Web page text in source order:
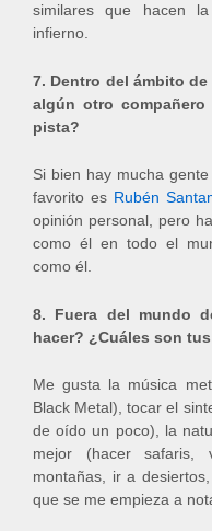
similares que hacen
infierno.
7. Dentro del ámbito
algún otro
pista?
Si bien hay mucha
favorito es Rubén
opinión personal, pero
como él en todo el
como él.
8. Fuera del mundo
hacer? ¿Cuáles son
Me gusta la música
Black Metal), tocar el
de oído un poco), la
mejor (hacer
montañas, ir a
que se me empieza a